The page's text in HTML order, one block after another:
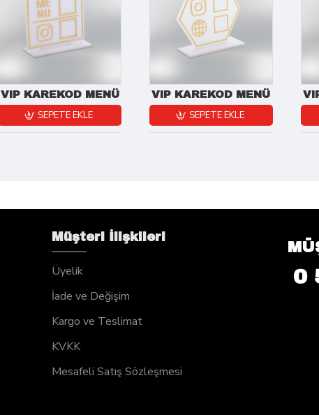
VIP KAREKOD MENÜ
SEPETE EKLE
VIP KAREKOD MENÜ
SEPETE EKLE
Müşteri İlişkileri
Üyelik
İade ve Değişim
Kargo ve Teslimat
KVKK
Mesafeli Satış Sözleşmesi
0